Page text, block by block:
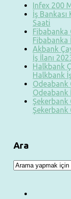
Infex 200
İş Bankası
Saati
Fibabanka
Fibabanka
Akbank
İş İlanı
Halkbank
Halkbank
Odeabank
Odeabank
Şekerbank
Şekerbank
Ara